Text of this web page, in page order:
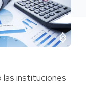
las instituciones